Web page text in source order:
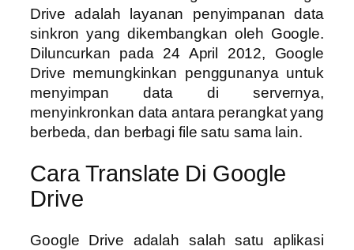
Drive adalah layanan penyimpanan data
sinkron yang dikembangkan oleh Google.
Diluncurkan pada 24 April 2012, Google
Drive memungkinkan penggunanya untuk
menyimpan data di servernya,
menyinkronkan data antara perangkat yang
berbeda, dan berbagi file satu sama lain.
Cara Translate Di Google
Drive
Google Drive adalah salah satu aplikasi